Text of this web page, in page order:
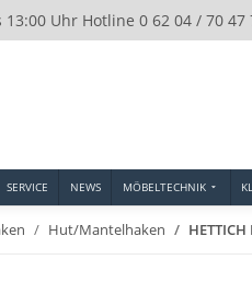
Uhr Hotline 0 62 04 / 70 47
SERVICE NEWS MÖBELTECHNIK
Hut/Mantelhaken